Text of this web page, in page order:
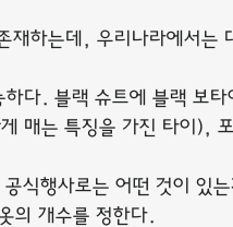
재하는데, 우리나라에서는
하다. 블랙 슈트에 블랙 보
매는 특징을 가진 타이),
식행사로는 어떤 것이 있
의 개수를 정한다.